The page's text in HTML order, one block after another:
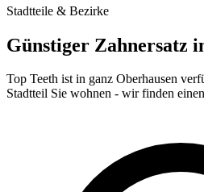
Stadtteile & Bezirke
Günstiger Zahnersatz
Top Teeth ist in ganz Oberhausen
Stadtteil Sie wohnen - wir finden